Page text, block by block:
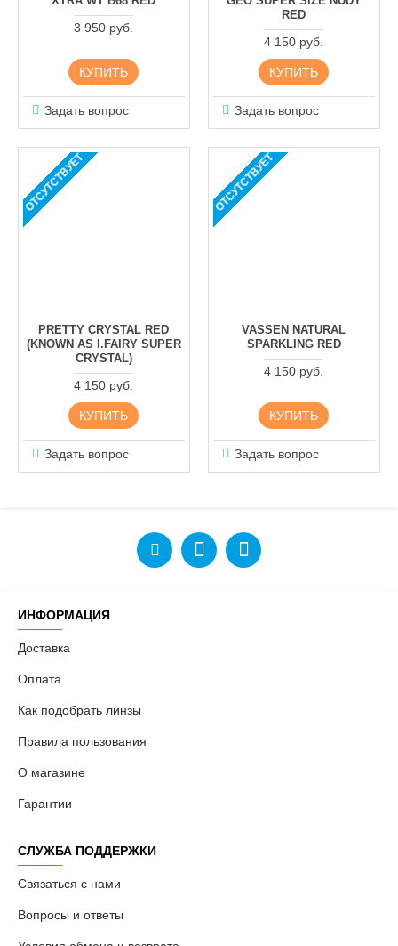
3 950 руб.
КУПИТЬ
Задать вопрос
RED
4 150 руб.
КУПИТЬ
Задать вопрос
ОТСУТСТВУЕТ
PRETTY CRYSTAL RED
(KNOWN AS I.FAIRY SUPER
CRYSTAL)
4 150 руб.
КУПИТЬ
Задать вопрос
ОТСУТСТВУЕТ
VASSEN NATURAL
SPARKLING RED
4 150 руб.
КУПИТЬ
Задать вопрос
ИНФОРМАЦИЯ
Доставка
Оплата
Как подобрать линзы
Правила пользования
О магазине
Гарантии
СЛУЖБА ПОДДЕРЖКИ
Связаться с нами
Вопросы и ответы